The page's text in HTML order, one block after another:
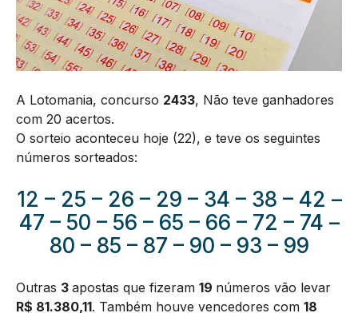
A Lotomania, concurso 2433, Não teve ganhadores
com 20 acertos.
O sorteio aconteceu hoje (22), e teve os seguintes
números sorteados:
12 – 25 – 26 – 29 – 34 – 38 – 42 –
47 – 50 – 56 – 65 – 66 – 72 – 74 –
80 – 85 – 87 – 90 – 93 – 99
Outras 3 apostas que fizeram 19 números vão levar
R$ 81.380,11. Também houve vencedores com 18